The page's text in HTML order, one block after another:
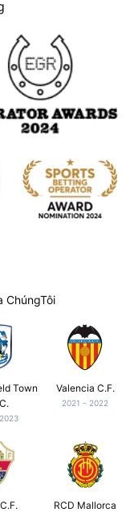
ChúngTôi
Town
Valencia C.F.
2021 - 2022
RCD Mallorca